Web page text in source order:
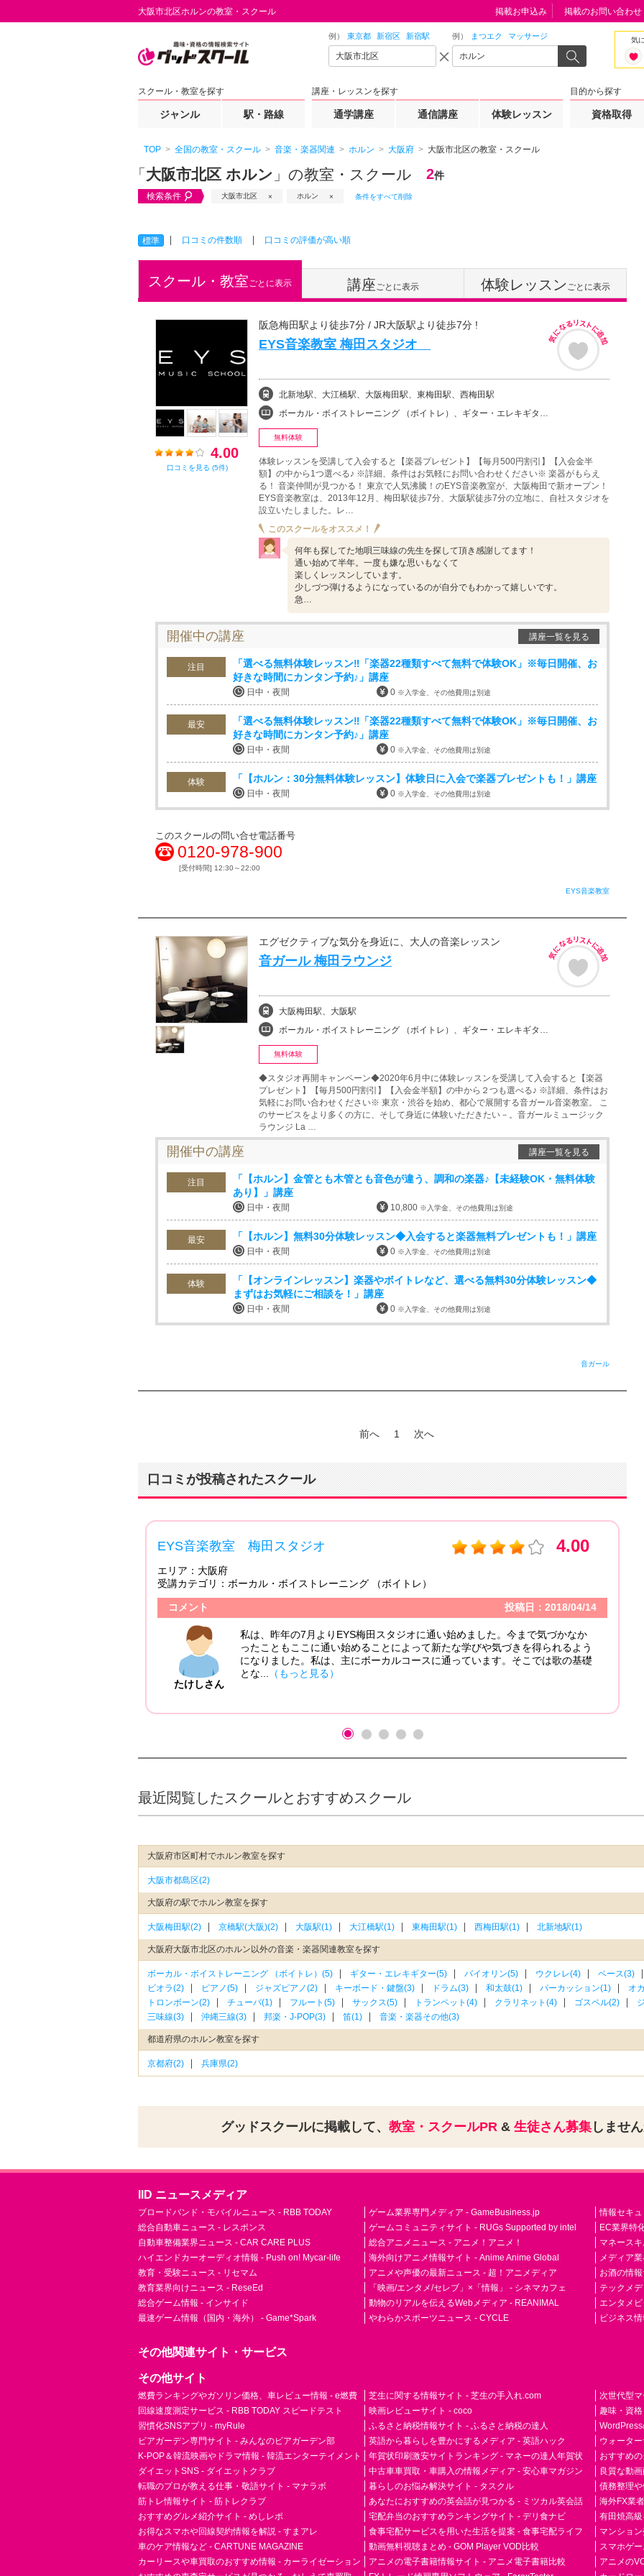
大阪市北区ホルンの教室・スクール
例） 東京都 新宿区 新宿駅 例） まつエク マッサージ 気
スクール・教室を探す
ジャンル 駅・路線
講座・レッスンを探す
通学講座 通信講座 体験レッスン
目的から探す
資格取得
掲載お申込み 掲載のお問い合わせ
TOP 全国の教室・スクール 音楽・楽器関連 ホルン 大阪府 大阪市北区の教室・スクール
「 大阪市北区 ホルン 」の教室・スクール 2件
検索条件 大阪市北区 ホルン 条件をすべて削除
標準 口コミの件数順 口コミの評価が高い順
スクール・教室ごとに表示 講座ごとに表示 体験レッスンごとに表示
4.00
口コミを見る (5件)
阪急梅田駅より徒歩7分 / JR大阪駅より徒歩7分 !
EYS音楽教室 梅田スタジオ
北新地駅、大江橋駅、大阪梅田駅、東梅田駅、西梅田駅
ボーカル・ボイストレーニング （ボイトレ）、ギター・エレキギター、バイオリン、ウクレレ、ベース、チェロ、ウッドベース、ビ…
無料体験
体験レッスンを受講して入会すると【楽器プレゼント】【毎月500円割引】【入会金半
額】の中から1つ選べる♪ ※詳細、条件はお気軽にお問い合わせください※ 楽器がもらえ
る！ 音楽仲間が見つかる！ 東京で人気沸騰！のEYS音楽教室が、大阪梅田で新オープン！
EYS音楽教室は、2013年12月、梅田駅徒歩7分、大阪駅徒歩7分の立地に、自社スタジオを
設立いたしました。レ…
このスクールをオススメ！
何年も探してた地唄三味線の先生を探して頂き感謝してます！
通い始めて半年。一度も嫌な思いもなくて
楽しくレッスンしています。
少しづつ弾けるようになっているのが自分でもわかって嬉しいです。
急…
開催中の講座 講座一覧を見る
注目
「選べる無料体験レッスン‼「楽器22種類すべて無料で体験OK」※毎日開催、お
好きな時間にカンタン予約♪」講座
日中・夜間 0 ※入学金、その他費用は別途
最安
「選べる無料体験レッスン‼「楽器22種類すべて無料で体験OK」※毎日開催、お
好きな時間にカンタン予約♪」講座
日中・夜間 0 ※入学金、その他費用は別途
体験 「【ホルン：30分無料体験レッスン】体験日に入会で楽器プレゼントも！」講座
日中・夜間 0 ※入学金、その他費用は別途
このスクールの問い合せ電話番号
0120-978-900
[受付時間] 12:30～22:00
EYS音楽教室
エグゼクティブな気分を身近に、大人の音楽レッスン
音ガール 梅田ラウンジ
大阪梅田駅、大阪駅
ボーカル・ボイストレーニング （ボイトレ）、ギター・エレキギター、バイオリン、ウクレレ、ベース、チェロ、ビオラ、ピアノ、…
無料体験
◆スタジオ再開キャンペーン◆2020年6月中に体験レッスンを受講して入会すると【楽器
プレゼント】【毎月500円割引】【入会金半額】の中から２つも選べる♪ ※詳細、条件はお
気軽にお問い合わせください※ 東京・渋谷を始め、都心で展開する音ガール音楽教室。 こ
のサービスをより多くの方に、そして身近に体験いただきたい－。音ガールミュージック
ラウンジ La …
開催中の講座 講座一覧を見る
注目
「【ホルン】金管とも木管とも音色が違う、調和の楽器♪【未経験OK・無料体験
あり】」講座
日中・夜間 10,800 ※入学金、その他費用は別途
最安 「【ホルン】無料30分体験レッスン◆入会すると楽器無料プレゼントも！」講座
日中・夜間 0 ※入学金、その他費用は別途
体験
「【オンラインレッスン】楽器やボイトレなど、選べる無料30分体験レッスン◆
まずはお気軽にご相談を！」講座
日中・夜間 0 ※入学金、その他費用は別途
音ガール
前へ 1 次へ
口コミが投稿されたスクール
4.00
投稿日：2018/04/14
スタジオに通い始めました。今まで気づかなか
ことによって新たな学びや気づきを得られるよう
ーカルコースに通っています。そこでは歌の基礎
EYS音楽教室 梅田スタジオ
受講カテゴリ：三味線
何年も探してた地唄三味線の先生を探して頂き感謝してます
年。一度も嫌な思いもなくて 楽しくレッスンしています。 少
うになっているのが自分でもわかって嬉しいです。 急な時間
最近閲覧したスクールとおすすめスクール
大阪府市区町村でホルン教室を探す
大阪市都島区(2)
大阪府の駅でホルン教室を探す
大阪梅田駅(2) 京橋駅(大阪)(2) 大阪駅(1) 大江橋駅(1) 東梅田駅(1) 西梅田駅(1) 北新地駅(1)
大阪府大阪市北区のホルン以外の音楽・楽器関連教室を探す
ボーカル・ボイストレーニング （ボイトレ）(5) ギター・エレキギター(5) バイオリン(5) ウクレレ(4) ベース(3)
ビオラ(2)
ピアノ(5) ジャズピアノ(2) キーボード・鍵盤(3) ドラム(3) 和太鼓(1) パーカッション(1) オ
トロンボーン(2)
チューバ(1) フルート(5) サックス(5) トランペット(4) クラリネット(4) ゴスペル(2)
三味線(3)
沖縄三線(3) 邦楽・J-POP(3) 笛(1) 音楽・楽器その他(3)
都道府県のホルン教室を探す
京都府(2) 兵庫県(2)
グッドスクールに掲載して、 教室・スクールPR& 生徒さん募集しませ
IID ニュースメディア
ブロードバンド・モバイルニュース - RBB TODAY
総合自動車ニュース - レスポンス
自動車整備業界ニュース - CAR CARE PLUS
ハイエンドカーオーディオ情報 - Push on! Mycar-life
教育・受験ニュース - リセマム
教育業界向けニュース - ReseEd
総合ゲーム情報 - インサイド
最速ゲーム情報（国内・海外） - Game*Spark
ゲーム業界専門メディア - GameBusiness.jp
ゲームコミュニティサイト - RUGs Supported by intel
総合アニメニュース - アニメ！アニメ！
海外向けアニメ情報サイト - Anime Anime Global
アニメや声優の最新ニュース - 超！アニメディア
「映画/エンタメ/セレブ」×「情報」 - シネマカフェ
動物のリアルを伝えるWebメディア - REANIMAL
やわらかスポーツニュース - CYCLE
情報セキ
EC業界特
マネース
メディア
お酒の情
テックメ
エンタメ
ビジネス
その他関連サイト・サービス
その他サイト
燃費ランキングやガソリン価格、車レビュー情報 - e燃費
回線速度測定サービス - RBB TODAY スピードテスト
習慣化SNSアプリ - myRule
ビアガーデン専門サイト - みんなのビアガーデン部
K-POP＆韓流映画やドラマ情報 - 韓流エンターテイメント
ダイエットSNS - ダイエットクラブ
転職のプロが教える仕事・敬語サイト - マナラボ
筋トレ情報サイト - 筋トレクラブ
おすすめグルメ紹介サイト - めしレポ
お得なスマホや回線契約情報を解説 - すまアレ
車のケア情報など - CARTUNE MAGAZINE
カーリースや車買取のおすすめ情報 - カーライゼーション
芝生に関する情報サイト - 芝生の手入れ.com
映画レビューサイト - coco
ふるさと納税情報サイト - ふるさと納税の達人
英語から暮らしを豊かにするメディア - 英語ハック
年賀状印刷激安サイトランキング - マネーの達人年賀状
中古車車買取・車購入の情報メディア - 安心車マガジン
暮らしのお悩み解決サイト - タスクル
あなたにおすすめの英会話が見つかる - ミツカル英会話
宅配弁当のおすすめランキングサイト - デリ食ナビ
食事宅配サービスを用いた生活を提案 - 食事宅配ライフ
動画無料視聴まとめ - GOM Player VOD比較
アニメの電子書籍情報サイト - アニメ電子書籍比較
次世代型
趣味・資
ウォータ
おすすめ
良質な動
債務整理
海外FX業
有田焼高
マンショ
スマホゲ
アニメの